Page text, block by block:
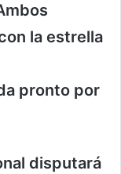
la estrella
pronto por
disputará